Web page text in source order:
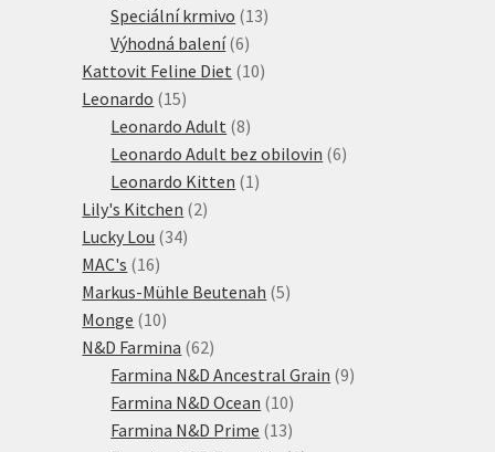
produktů
Speciální krmivo 1313
Výhodná balení 66
produktů
Kattovit Feline Diet 1010
Leonardo 1515
produktů
Leonardo Adult 88
produktů
Leonardo Adult bez obilovin 66
Leonardo Kitten 1 1
Lily's Kitchen 22
Lucky Lou 3434
MAC's 1616
produktů
Markus-Mühle Beutenah 55
Monge 1010
produktů
N&D Farmina 6262
produktů
Farmina N&D Ancestral Grain 99
Farmina N&D Ocean 1010
produktů
Farmina N&D Prime 1313